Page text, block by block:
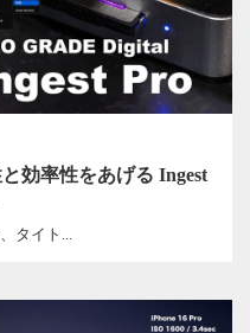
効率性をあげる Ingest
タイト...